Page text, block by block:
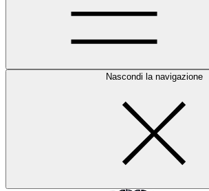
Nascondi la navigazione